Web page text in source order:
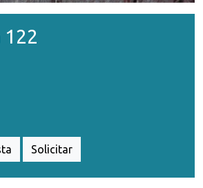
122
Solicitar